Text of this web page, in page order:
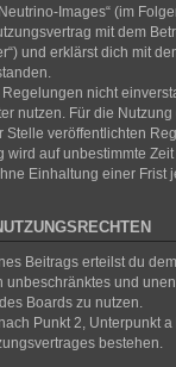
Images“ (im
mit dem
und erklärst dich mit
nicht
nutzen. Für die
Stelle veröffentlichten
wird auf unbestimmte
Einhaltung einer Frist
Beitrags erteilst du
unbeschränktes und
Boards zu nutzen.
Punkt 2, Unterpunkt
bestehen.